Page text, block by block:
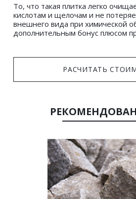
То, что такая плитка легко
кислотам и щелочам и не
внешнего вида при химической
дополнительным бонус плюсом
РАСЧИТАТЬ